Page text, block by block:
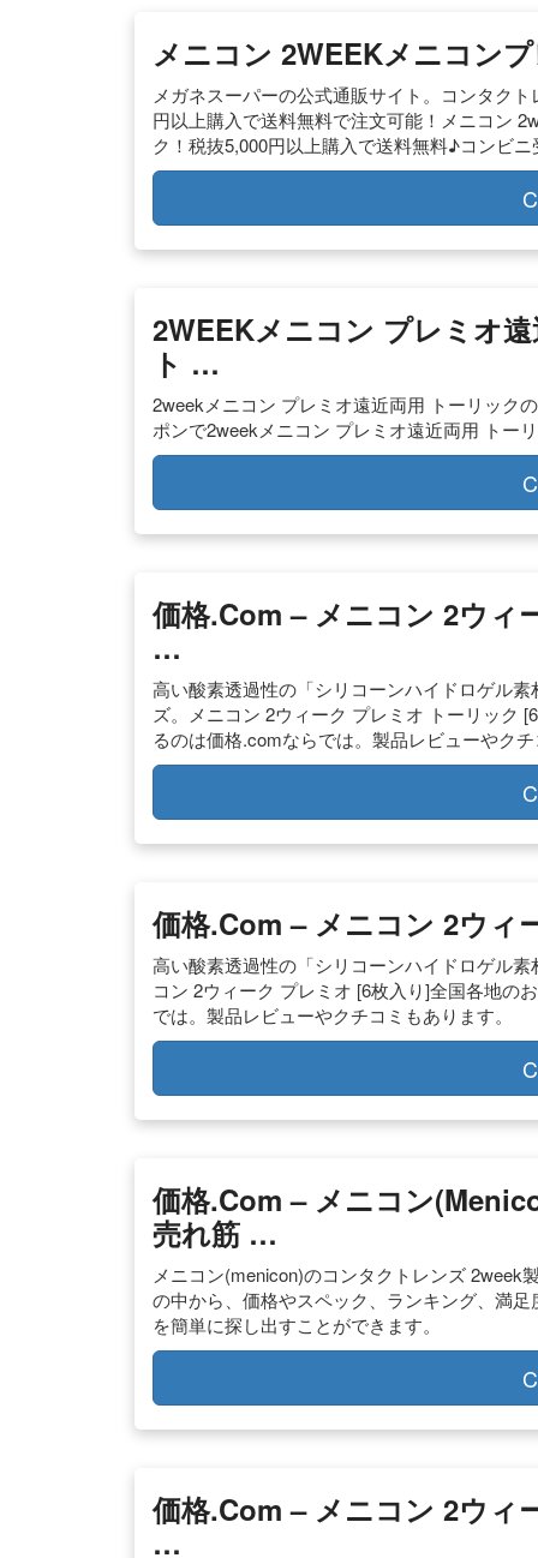
メニコン 2WEEKメニコン
メガネスーパーの公式通販サイト。コンタク
円以上購入で送料無料で注文可能！メニコン
ク！税抜5,000円以上購入で送料無料♪コンビ
2WEEKメニコン プレミオ
ト …
2weekメニコン プレミオ遠近両用 トーリック
ポンで2weekメニコン プレミオ遠近両用 トー
価格.com – メニコン 2ウィ
…
高い酸素透過性の「シリコーンハイドロゲル
ズ。メニコン 2ウィーク プレミオ トーリック
るのは価格.comならでは。製品レビューやク
価格.com – メニコン 2ウィ
高い酸素透過性の「シリコーンハイドロゲル
コン 2ウィーク プレミオ [6枚入り]全国各地の
では。製品レビューやクチコミもあります。
価格.com – メニコン
売れ筋 …
メニコン(menicon)のコンタクトレンズ 2week
の中から、価格やスペック、ランキング、満
を簡単に探し出すことができます。
価格.com – メニコン 2ウィ
…